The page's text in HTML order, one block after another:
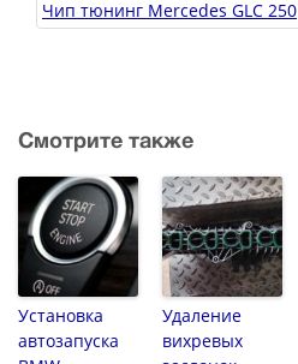
Чип тюнинг Mercedes GLC 250
Смотрите также
Установка
автозапуска
Удаление
вихревых